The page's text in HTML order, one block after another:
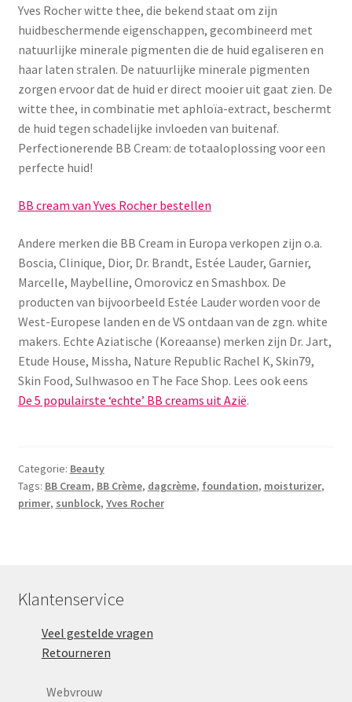
Yves Rocher witte thee, die bekend staat om zijn
huidbeschermende eigenschappen, gecombineerd met
natuurlijke minerale pigmenten die de huid egaliseren en
haar laten stralen. De natuurlijke minerale pigmenten
zorgen ervoor dat de huid er direct mooier uit gaat zien. De
witte thee, in combinatie met aphloïa-extract, beschermt
de huid tegen schadelijke invloeden van buitenaf.
Perfectionerende BB Cream: de totaaloplossing voor een
perfecte huid!
BB cream van Yves Rocher bestellen
Andere merken die BB Cream in Europa verkopen zijn o.a.
Boscia, Clinique, Dior, Dr. Brandt, Estée Lauder, Garnier,
Marcelle, Maybelline, Omorovicz en Smashbox. De
producten van bijvoorbeeld Estée Lauder worden voor de
West-Europese landen en de VS ontdaan van de zgn. white
makers. Echte Aziatische (Koreaanse) merken zijn Dr. Jart,
Etude House, Missha, Nature Republic Rachel K, Skin79,
Skin Food, Sulhwasoo en The Face Shop. Lees ook eens
De 5 populairste ‘echte’ BB creams uit Azië.
Categorie: Beauty
Tags: BB Cream, BB Crème, dagcrème, foundation, moisturizer,
primer, sunblock, Yves Rocher
Klantenservice
Veel gestelde vragen
Retourneren
Webvrouw